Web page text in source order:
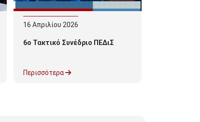
16 Απριλίου 2026
6ο Τακτικό Συνέδριο ΠΕΔιΣ
Περισσότερα